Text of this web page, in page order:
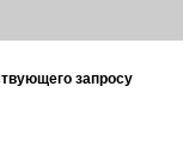
запросу